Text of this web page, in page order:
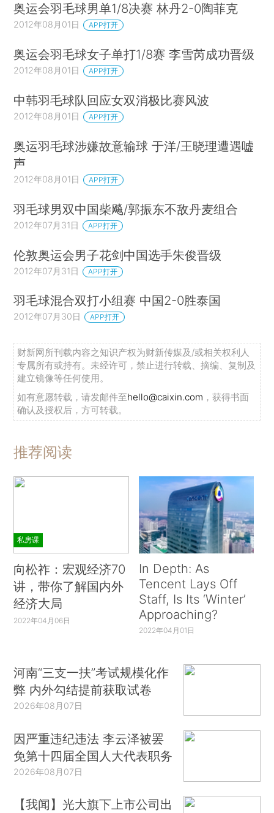
奥运会羽毛球男单1/8决赛 林丹2-0陶菲克
2012年08月01日 APP打开
奥运会羽毛球女子单打1/8赛 李雪芮成功晋级
2012年08月01日 APP打开
中韩羽毛球队回应女双消极比赛风波
2012年08月01日 APP打开
奥运羽毛球涉嫌故意输球 于洋/王晓理遭遇嘘
声
2012年08月01日 APP打开
羽毛球男双中国柴飚/郭振东不敌丹麦组合
2012年07月31日 APP打开
伦敦奥运会男子花剑中国选手朱俊晋级
2012年07月31日 APP打开
羽毛球混合双打小组赛 中国2-0胜泰国
2012年07月30日 APP打开
财新网所刊载内容之知识产权为财新传媒及/或相关权利人
专属所有或持有。未经许可，禁止进行转载、摘编、复制及
建立镜像等任何使用。
如有意愿转载，请发邮件至hello@caixin.com ，获得书面
确认及授权后，方可转载。
推荐阅读
私房课
向松祚：宏观经济70
讲，带你了解国内外
经济大局
2022年04月06日
In Depth: As
Tencent Lays Off
Staff, Is Its ‘Winter’
Approaching?
2022年04月01日
河南“三支一扶”考试规模化作
弊 内外勾结提前获取试卷
2026年08月07日
因严重违纪违法 李云泽被罢
免第十四届全国人大代表职务
2026年08月07日
【我闻】光大旗下上市公司出